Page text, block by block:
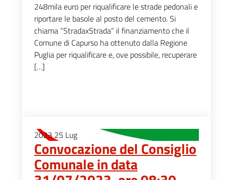
248mila euro per riqualificare le strade pedonali e
riportare le basole al posto del cemento. Si
chiama “StradaxStrada” il finanziamento che il
Comune di Capurso ha ottenuto dalla Regione
Puglia per riqualificare e, ove possibile, recuperare
[…]
202325 Lug
Convocazione del Consiglio
Comunale in data